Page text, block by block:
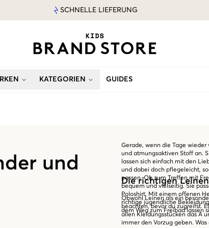
SCHNELLE LIEFERUNG
KATEGORIEN GUIDES
und
Gerade, wenn die Tage
und atmungsaktiven Stoff an.
lassen sich einfach mit den
und dabei doch pflegeleicht,
passen. Ob zum Treffen mit
bequem und vielseitig. Sie
Poloshirt. Mit einem offenen
richtige jugendliche
dem Weg zum Freibad lassen
Die richtigen
Obwohl Leinen als ein
beachten, bevor du zugreifst.
allen Kleidungsstücken das A
immer den Vorzug geben.